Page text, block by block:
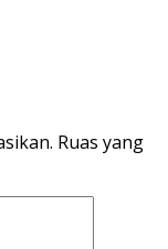
Ruas yang